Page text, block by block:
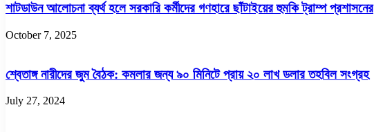
শাটডাউন আলোচনা ব্যর্থ হলে সরকারি কর্মীদের গণহারে ছাঁটাইয়ের হুমকি ট্রাম্প প্রশাসনের
October 7, 2025
শ্বেতাঙ্গ নারীদের জুম বৈঠক: কমলার জন্য ৯০ মিনিটে প্রায় ২০ লাখ ডলার তহবিল সংগ্রহ
July 27, 2024